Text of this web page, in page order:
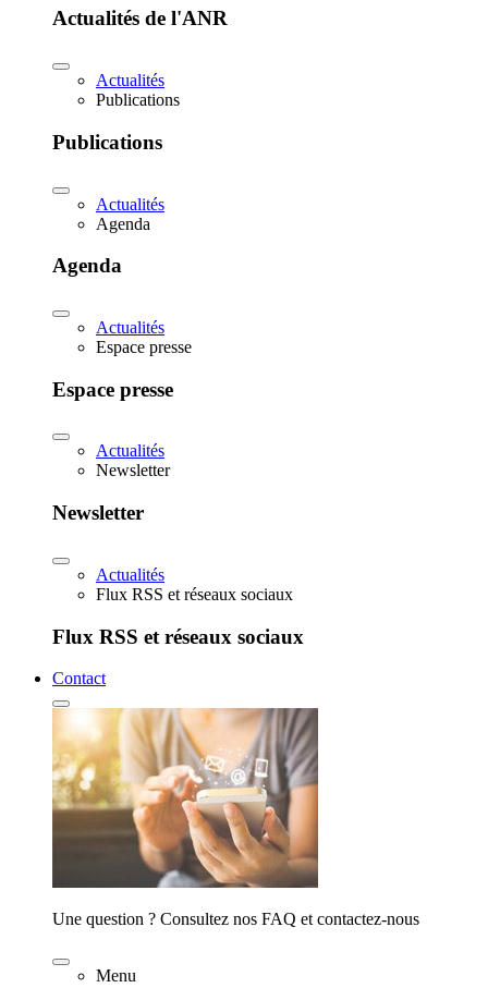
Actualités de l'ANR
Actualités
Publications
Publications
Actualités
Agenda
Agenda
Actualités
Espace presse
Espace presse
Actualités
Newsletter
Newsletter
Actualités
Flux RSS et réseaux sociaux
Flux RSS et réseaux sociaux
Contact
Une question ? Consultez nos FAQ et contactez-nous
Menu